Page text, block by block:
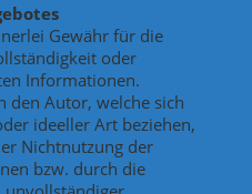
Gewähr für die
oder
Informationen.
den Autor, welche sich
ideeller Art beziehen,
Nichtnutzung der
bzw. durch die